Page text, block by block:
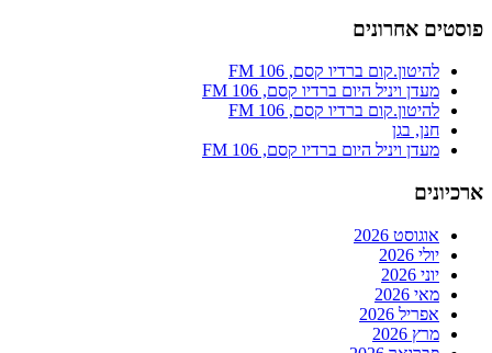
פוסטים אחרונים
להיטון.קום ברדיו קסם, 106 FM
מעדן ויניל היום ברדיו קסם, 106 FM
להיטון.קום ברדיו קסם, 106 FM
חנן, בגן
מעדן ויניל היום ברדיו קסם, 106 FM
ארכיונים
אוגוסט 2026
יולי 2026
יוני 2026
מאי 2026
אפריל 2026
מרץ 2026